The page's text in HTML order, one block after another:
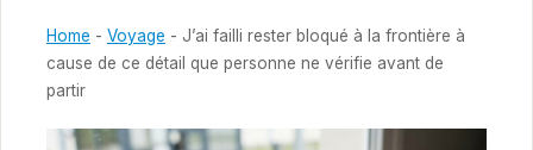
Home - Voyage - J’ai failli rester bloqué à la frontière à
cause de ce détail que personne ne vérifie avant de
partir